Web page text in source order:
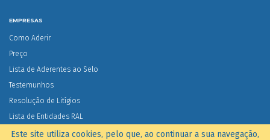
EMPRESAS
Como Aderir
Preço
Lista de Aderentes ao Selo
Testemunhos
Resolução de Litígios
Lista de Entidades RAL
Serviço de Reclamações
Este site utiliza cookies, pelo que, ao continuar a sua navegação,